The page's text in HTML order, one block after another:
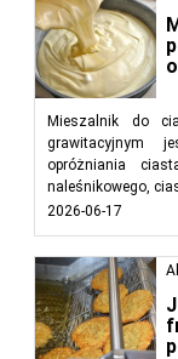
Mieszalnik do
grawitacyjnym
opróżniania
naleśnikowego,
2026-06-17